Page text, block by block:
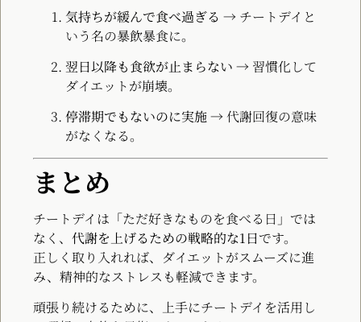
気持ちが緩んで食べ過ぎる → チートデイと
いう名の暴飲暴食に。
翌日以降も食欲が止まらない → 習慣化して
ダイエットが崩壊。
停滞期でもないのに実施→ 代謝回復の意味
がなくなる。
まとめ
チートデイは「ただ好きなものを食べる日」では
なく、 代謝を上げるための戦略的な1日です。
正しく取り入れれば、ダイエットがスムーズに進
み、精神的なストレスも軽減できます。
頑張り続けるために、上手にチートデイを活用し